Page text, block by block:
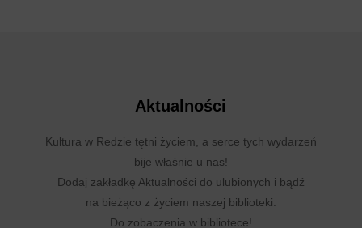
Aktualności
Kultura w Redzie tętni życiem, a serce tych wydarzeń
bije właśnie u nas!
Dodaj zakładkę Aktualności do ulubionych i bądź
na bieżąco z życiem naszej biblioteki.
Do zobaczenia w bibliotece!